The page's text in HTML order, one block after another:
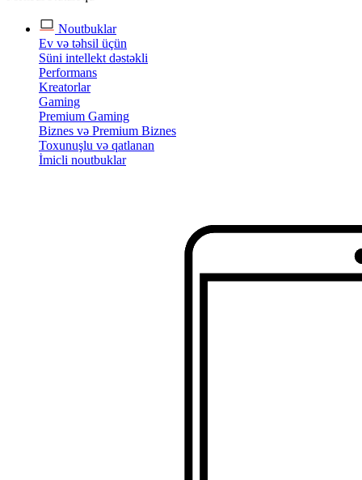
Noutbuklar
Ev və təhsil üçün
Süni intellekt dəstəkli
Performans
Kreatorlar
Gaming
Premium Gaming
Biznes və Premium Biznes
Toxunuşlu və qatlanan
İmicli noutbuklar